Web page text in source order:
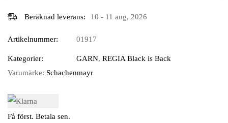
Beräknad leverans: 10 - 11 aug, 2026
Artikelnummer: 01917
Kategorier: GARN, REGIA Black is Back
Varumärke: Schachenmayr
Få först. Betala sen.